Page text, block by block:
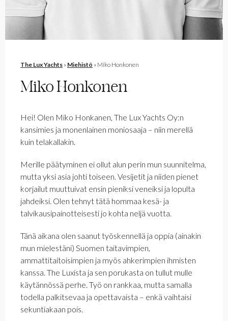
The Lux Yachts » Miehistö » Miko Honkonen
Miko Honkonen
Hei! Olen Miko Honkanen, The Lux Yachts Oy:n
kansimies ja monenlainen moniosaaja – niin merellä
kuin telakallakin.
Merille päätyminen ei ollut alun perin mun suunnitelma,
mutta yksi asia johti toiseen. Vesijetit ja niiden pienet
korjailut muuttuivat ensin pieniksi veneiksi ja lopulta
jahdeiksi. Olen tehnyt tätä hommaa kesä- ja
talvikausipainotteisesti jo kohta neljä vuotta.
Tänä aikana olen saanut työskennellä ja oppia (ainakin
mun mielestäni) Suomen taitavimpien,
ammattitaitoisimpien ja myös ahkerimpien ihmisten
kanssa. The Luxista ja sen porukasta on tullut mulle
käytännössä perhe. Työ on rankkaa, mutta samalla
todella palkitsevaa ja opettavaista – enkä vaihtaisi
sekuntiakaan pois.